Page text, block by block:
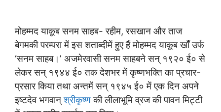
मोहम्मद याकूब सनम साहब- रहीम, रसखान और ताज
बेगमकी परम्परा में इस शताब्दीमें हुए हैं मोहम्मद याकूब खाँ उर्फ
‘सनम साहब।’ अजमेरवासी सनम साहबने सन् १९२० ई० से
लेकर सन् १९४४ ई० तक देशभर में कृष्णभक्ति का प्रचार-
प्रसार किया तथा अन्तमें सन् १९४५ ई० में एक दिन अपने
इष्टदेव भगवान्श्रीकृष्णकी लीलाभूमि व्रज की पावन मिट्टी